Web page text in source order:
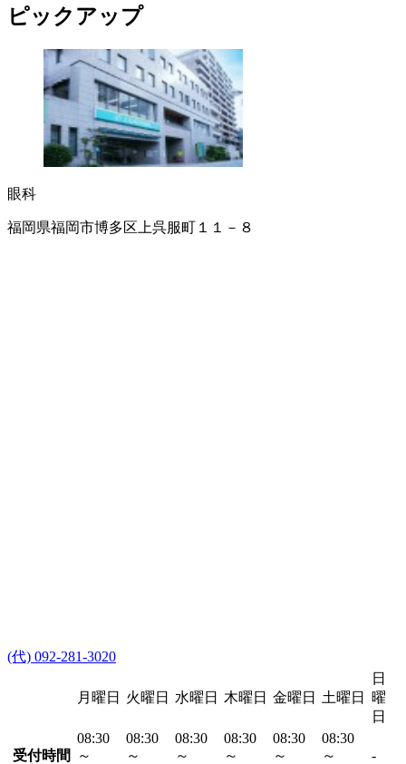
ピックアップ
眼科
福岡県福岡市博多区上呉服町１１－８
(代) 092-281-3020
月曜日 火曜日 水曜日 木曜日 金曜日 土曜日
日
曜
日
受付時間
08:30
～
08:30
～
08:30
～
08:30
～
08:30
～
08:30
～
-